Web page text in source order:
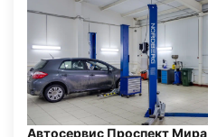
Автосервис Проспект Мира